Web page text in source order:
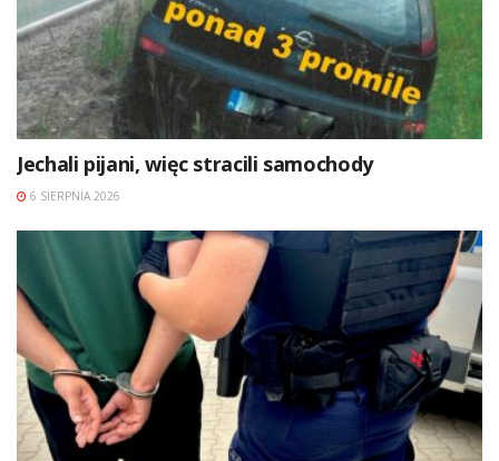
Jechali pijani, więc stracili samochody
6 SIERPNIA 2026